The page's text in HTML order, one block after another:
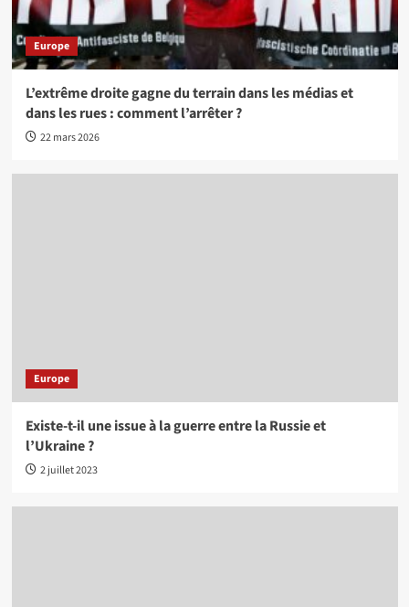
Europe
L’extrême droite gagne du terrain dans les médias et
dans les rues : comment l’arrêter ?
22 mars 2026
Europe
Existe-t-il une issue à la guerre entre la Russie et
l’Ukraine ?
2 juillet 2023